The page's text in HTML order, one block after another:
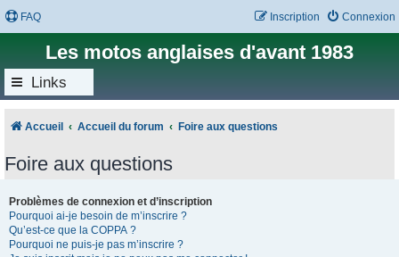
FAQ Connexion
Inscription
Les motos anglaises d'avant 1983
Links
Accueil Accueil du forum Foire aux questions
Foire aux questions
Problèmes de connexion et d’inscription
Pourquoi ai-je besoin de m’inscrire ?
Qu’est-ce que la COPPA ?
Pourquoi ne puis-je pas m’inscrire ?